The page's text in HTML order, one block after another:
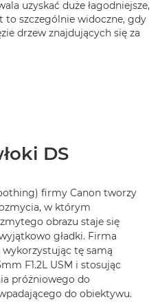
uzyskać duże łagodniejsze,
to szczególnie widoczne, gdy
drzew znajdujących się za
DS
firmy Canon tworzy
w którym
obrazu staje się
gładki. Firma
wykorzystując tę samą
F1.2L USM i stosując
próżniowego do
do obiektywu.